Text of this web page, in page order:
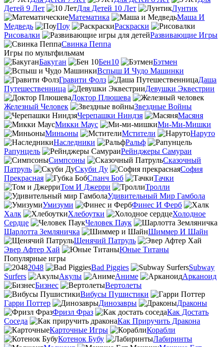
Детей 9 Лет
Для Детей 10 Лет
Лунтик
Математика
Маша И
Медведь
Поу
Раскраски
Рисовалки
Развивающие Игры
Свинка Пеппа
Игры по мультфильмам
Бакуган
Бен10
Бэтмен
Вспыш И Чудо Машинки
Гравити Фолз
Даша
Путешественница
Девушки Эквестрии
Доктор Плюшева
Железный Человек
Звездные Войны
Черепашки Ниндзя
Масяня
Микки Маус
Ми-Ми-Мишки
Миньоны
Мстители
Наруто
Наследники
Ральф
Рапунцель
Рейнджеры Самураи
Симпсоны
Сказочный
Патруль
Скуби Ду
София
Прекрасная
Спанч Боб
Тачки
Том И Джерри
Тролли
Удивительный Мир Гамбола
Умизуми
Финес И Ферб
Халк
Хлебоутки
Холодное
Сердце
Человек Паук
Шарлотта Земляничка
Шиммер И Шайн
Щенячий Патруль
Эвер Афтер Хай
Юные Титаны
Популярные игры
2048
Bad Piggies
Subway
Surfers
Акулы Аниме
Арканоид
Бизнес
Вертолеты
Вибусы Пушистики
Гарри Поттер
Динозавры
Драконы
Фризл Фраз
Как Достать
Соседа
Как Приручить Дракона
Карточные Игры
Корабли
Котенок Бубу
Лабиринты